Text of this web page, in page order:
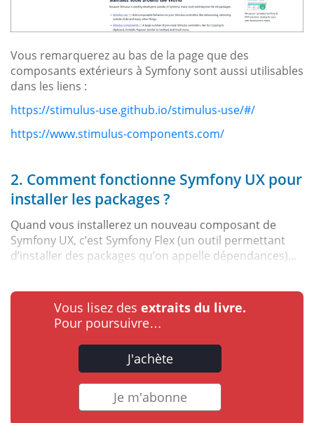
Vous remarquerez au bas de la page que des
composants extérieurs à Symfony sont aussi utilisables
dans les liens :
https://stimulus-use.github.io/stimulus-use/#/
https://www.stimulus-components.com/
2. Comment fonctionne Symfony UX pour
installer les packages ?
Quand vous installerez un nouveau composant de
Symfony UX, c’est Symfony Flex (un outil permettant
d’installer des packages qu’on appelle dépendances)...
Vous lisez des extraits du livre.
Pour poursuivre…
J'achète
Je m'abonne